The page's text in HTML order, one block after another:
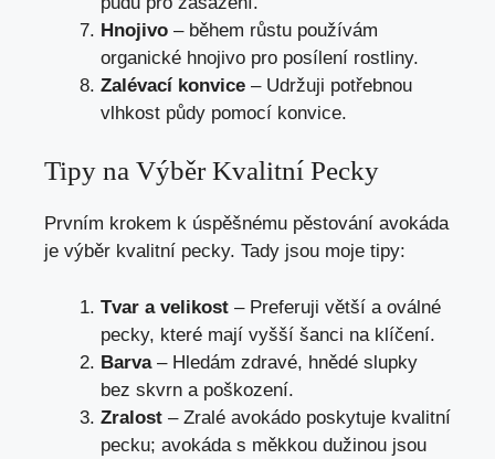
Hnojivo – během růstu používám
organické hnojivo pro posílení rostliny.
Zalévací konvice – Udržuji potřebnou
vlhkost půdy pomocí konvice.
Tipy na Výběr Kvalitní Pecky
Prvním krokem k úspěšnému pěstování avokáda
je výběr kvalitní pecky. Tady jsou moje tipy:
Tvar a velikost – Preferuji větší a oválné
pecky, které mají vyšší šanci na klíčení.
Barva– Hledám zdravé, hnědé slupky
bez skvrn a poškození.
Zralost – Zralé avokádo poskytuje kvalitní
pecku; avokáda s měkkou dužinou jsou